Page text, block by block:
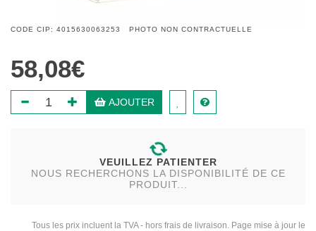
CODE CIP: 4015630063253 PHOTO NON CONTRACTUELLE
58,08€
AJOUTER
VEUILLEZ PATIENTER
NOUS RECHERCHONS LA DISPONIBILITÉ DE CE
PRODUIT...
Tous les prix incluent la TVA - hors frais de livraison. Page mise à jour le